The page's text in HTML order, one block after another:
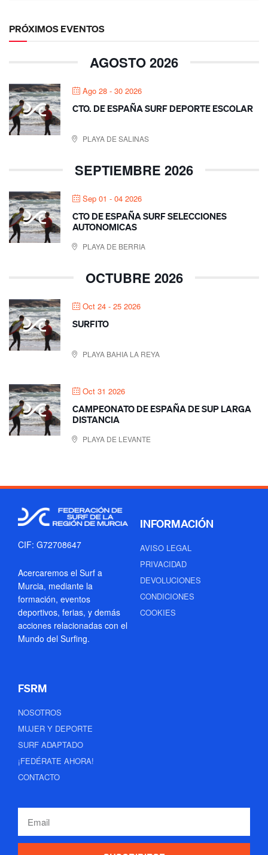
PRÓXIMOS EVENTOS
AGOSTO 2026
Ago 28 - 30 2026
CTO. DE ESPAÑA SURF DEPORTE ESCOLAR
PLAYA DE SALINAS
SEPTIEMBRE 2026
Sep 01 - 04 2026
CTO DE ESPAÑA SURF SELECCIONES
AUTONOMICAS
PLAYA DE BERRIA
OCTUBRE 2026
Oct 24 - 25 2026
SURFITO
PLAYA BAHIA LA REYA
Oct 31 2026
CAMPEONATO DE ESPAÑA DE SUP LARGA
DISTANCIA
PLAYA DE LEVANTE
CIF: G72708647
Acercaremos el Surf a
Murcia, mediante la
formación, eventos
deportivos, ferias, y demás
acciones relacionadas con el
Mundo del Surfing.
INFORMACIÓN
AVISO LEGAL
PRIVACIDAD
DEVOLUCIONES
CONDICIONES
COOKIES
FSRM
NOSOTROS
MUJER Y DEPORTE
SURF ADAPTADO
¡FEDÉRATE AHORA!
CONTACTO